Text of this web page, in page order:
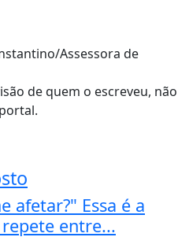
Assessora de
de quem o escreveu, não
afetar?" Essa é a
entre...